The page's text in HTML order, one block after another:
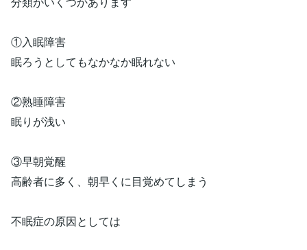
①入眠障害
眠ろうとしてもなかなか眠れない
②熟睡障害
眠りが浅い
③早朝覚醒
高齢者に多く、朝早くに目覚めてしまう
不眠症の原因としては